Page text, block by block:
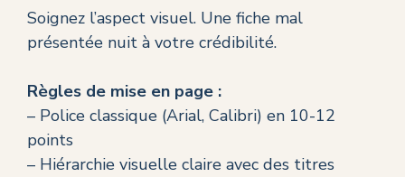
Soignez l’aspect visuel. Une fiche mal
présentée nuit à votre crédibilité.
Règles de mise en page :
– Police classique (Arial, Calibri) en 10-12
points
– Hiérarchie visuelle claire avec des titres